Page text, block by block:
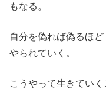
もなる。
自分を偽れば偽るほ
やられていく。
こうやって生きてい